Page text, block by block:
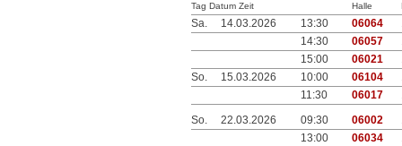
Tag Datum Zeit Halle
Sa. 14.03.2026 13:30 06064
14:30
06057
15:00
06021
So.
15.03.2026 10:00 06104
11:30
06017
So.
22.03.2026 09:30 06002
13:00
06034